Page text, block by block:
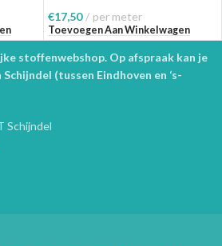
€17,50 per meter
Toevoegen Aan Winkelwagen
stoffenwebshop. Op afspraak kan je
(tussen Eindhoven en ‘s-
Schijndel